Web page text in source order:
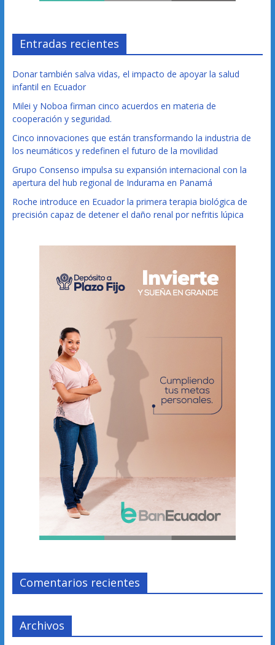
Entradas recientes
Donar también salva vidas, el impacto de apoyar la salud
infantil en Ecuador
Milei y Noboa firman cinco acuerdos en materia de
cooperación y seguridad.
Cinco innovaciones que están transformando la industria de
los neumáticos y redefinen el futuro de la movilidad
Grupo Consenso impulsa su expansión internacional con la
apertura del hub regional de Indurama en Panamá
Roche introduce en Ecuador la primera terapia biológica de
precisión capaz de detener el daño renal por nefritis lúpica
Comentarios recientes
Archivos